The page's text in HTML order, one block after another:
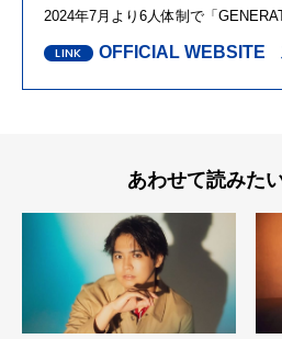
2024年7月より6人体制で「
OFFICIAL WEBSITE
あわせて読みた